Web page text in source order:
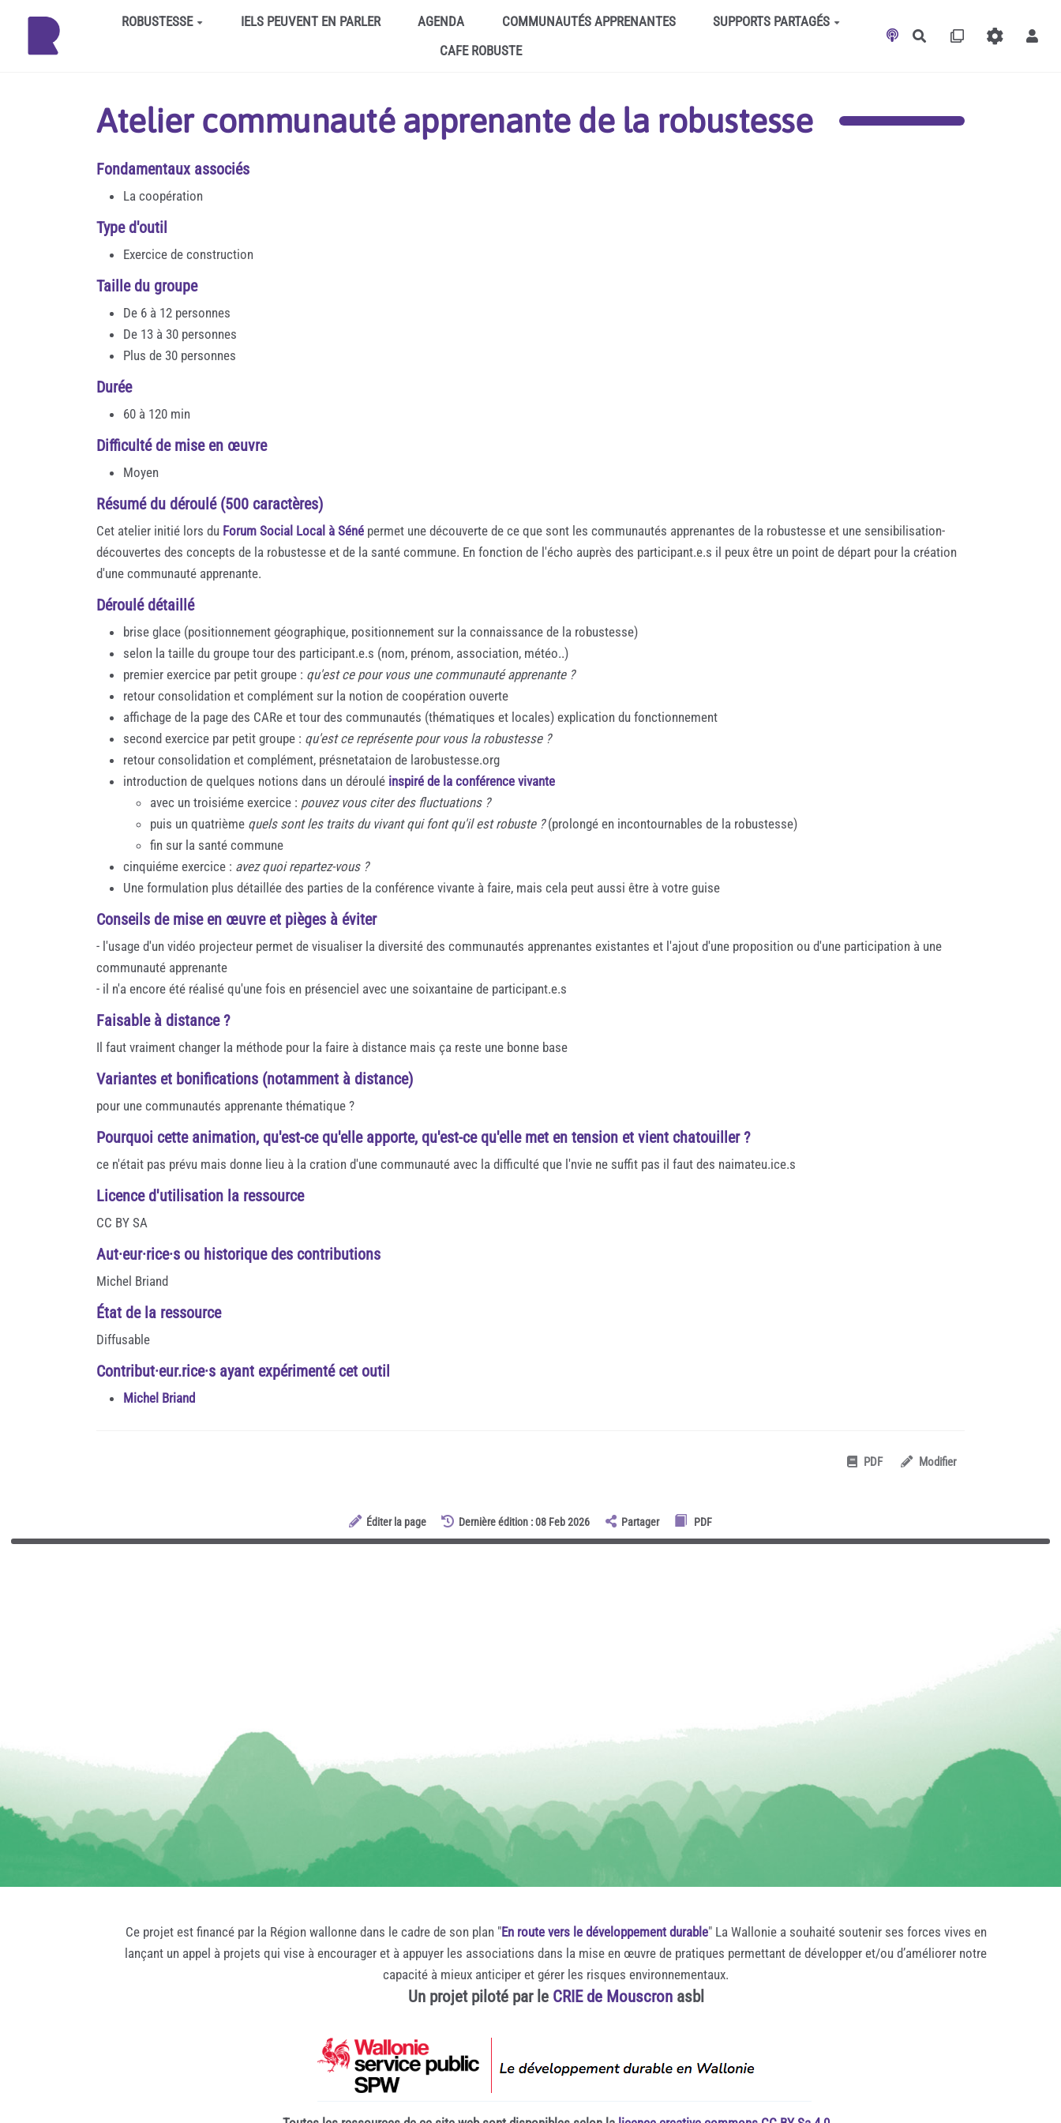
Aller au contenu principalROBUSTESSE IELS PEUVENT EN PARLER AGENDA COMMUNAUTÉS APPRENANTES
SUPPORTS PARTAGÉS
CAFE ROBUSTE
Rechercher
Atelier communauté apprenante de la robustesse
Fondamentaux associés
La coopération
Type d'outil
Exercice de construction
Taille du groupe
De 6 à 12 personnes
De 13 à 30 personnes
Plus de 30 personnes
Durée
60 à 120 min
Difficulté de mise en œuvre
Moyen
Résumé du déroulé (500 caractères)
Cet atelier initié lors du Forum Social Local à Séné permet une découverte de ce que sont les communautés apprenantes de la robustesse et une sensibilisation-
découvertes des concepts de la robustesse et de la santé commune. En fonction de l'écho auprès des participant.e.s il peux être un point de départ pour la création
d'une communauté apprenante.
Déroulé détaillé
brise glace (positionnement géographique, positionnement sur la connaissance de la robustesse)
selon la taille du groupe tour des participant.e.s (nom, prénom, association, météo..)
premier exercice par petit groupe : qu'est ce pour vous une communauté apprenante ?
retour consolidation et complément sur la notion de coopération ouverte
affichage de la page des CARe et tour des communautés (thématiques et locales) explication du fonctionnement
second exercice par petit groupe : qu'est ce représente pour vous la robustesse ?
retour consolidation et complément, présnetataion de larobustesse.org
introduction de quelques notions dans un déroulé inspiré de la conférence vivante
avec un troisiéme exercice : pouvez vous citer des fluctuations ?
puis un quatrième quels sont les traits du vivant qui font qu'il est robuste ?(prolongé en incontournables de la robustesse)
fin sur la santé commune
cinquiéme exercice : avez quoi repartez-vous ?
Une formulation plus détaillée des parties de la conférence vivante à faire, mais cela peut aussi être à votre guise
Conseils de mise en œuvre et pièges à éviter
- l'usage d'un vidéo projecteur permet de visualiser la diversité des communautés apprenantes existantes et l'ajout d'une proposition ou d'une participation à une
communauté apprenante
- il n'a encore été réalisé qu'une fois en présenciel avec une soixantaine de participant.e.s
Faisable à distance ?
Il faut vraiment changer la méthode pour la faire à distance mais ça reste une bonne base
Variantes et bonifications (notamment à distance)
pour une communautés apprenante thématique ?
Pourquoi cette animation, qu'est-ce qu'elle apporte, qu'est-ce qu'elle met en tension et vient chatouiller ?
ce n'était pas prévu mais donne lieu à la cration d'une communauté avec la difficulté que l'nvie ne suffit pas il faut des naimateu.ice.s
Licence d'utilisation la ressource
CC BY SA
Aut·eur·rice·s ou historique des contributions
Michel Briand
État de la ressource
Diffusable
Contribut·eur.rice·s ayant expérimenté cet outil
Michel Briand
PDF Modifier
Éditer la page Dernière édition : 08 Feb 2026 Partager PDF
Ce projet est financé par la Région wallonne dans le cadre de son plan "En route vers le développement durable" La Wallonie a souhaité soutenir ses forces vives en
lançant un appel à projets qui vise à encourager et à appuyer les associations dans la mise en œuvre de pratiques permettant de développer et/ou d’améliorer notre
capacité à mieux anticiper et gérer les risques environnementaux.
Un projet piloté par le CRIE de Mouscronasbl